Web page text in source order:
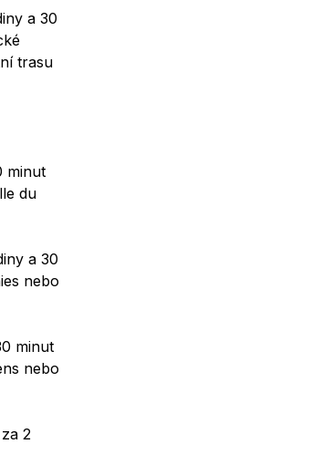
a 30
trasu
minut
du
a 30
nebo
minut
nebo
2